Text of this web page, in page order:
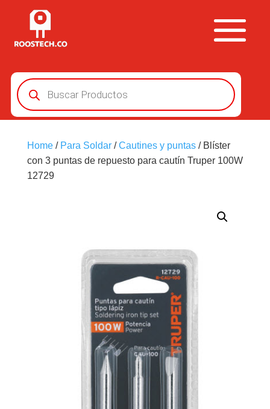
Búsqueda
de
productos
Home/ Para Soldar/Cautines y puntas/ Blíster
con 3 puntas de repuesto para cautín Truper 100W
12729